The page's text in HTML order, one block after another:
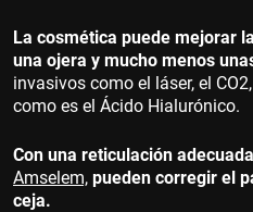
La cosmética puede mejorar
una ojera y mucho menos
invasivos como el láser, el
como es el Ácido Hialurónico.
Con una reticulación
Amselem, pueden corregir el
ceja.